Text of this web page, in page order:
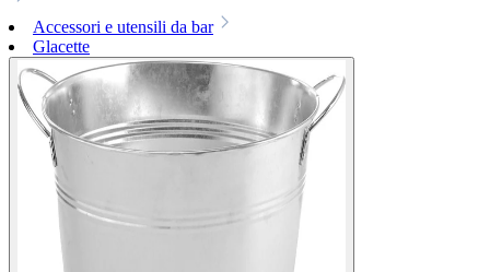
Accessori e utensili da bar
Glacette